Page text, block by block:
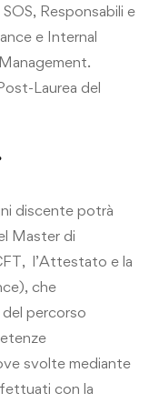
Responsabili e
e Internal
Laurea del
discente potrà
Master di
l’Attestato e la
che
percorso
svolte mediante
con la